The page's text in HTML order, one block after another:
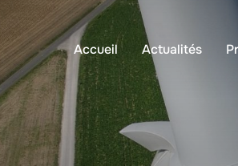
Accueil Actualités